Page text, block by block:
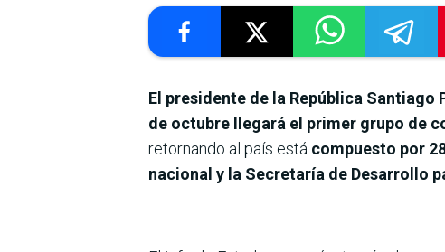
El presidente de la República Santiago
de octubre llegará el primer grupo de
retornando al país está compuesto por
nacional y la Secretaría de Desarrollo